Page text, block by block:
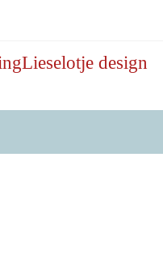
Lieselotje design